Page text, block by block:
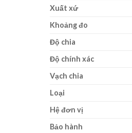
Xuất xứ
Khoảng đo
Độ chia
Độ chính xác
Vạch chia
Loại
Hệ đơn vị
Bảo hành